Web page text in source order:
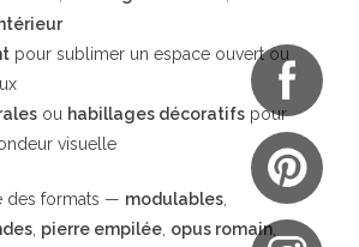
pour sublimer un espace ouvert ou
ou habillages décoratifs pour
visuelle
des formats — modulables
pierre empilée opus romain,